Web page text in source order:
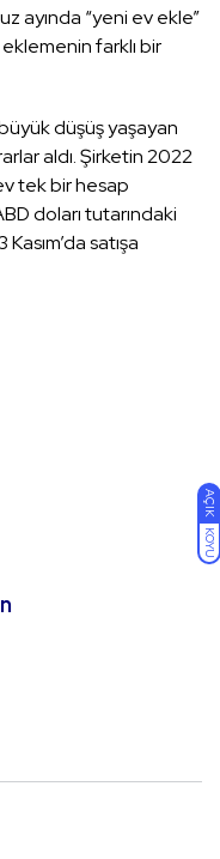
AÇIK
KOYU
ayında “yeni ev ekle”
eklemenin farklı bir
büyük düşüş yaşayan
aldı. Şirketin 2022
tek bir hesap
doları tutarındaki
satışa